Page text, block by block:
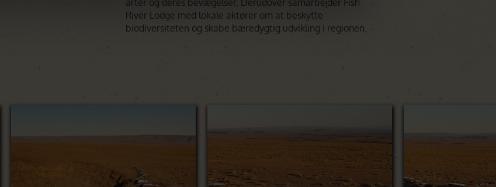
arter og deres bevægelser. Derudover samarbejder Fish
River Lodge med lokale aktører om at beskytte
biodiversiteten og skabe bæredygtig udvikling i regionen.